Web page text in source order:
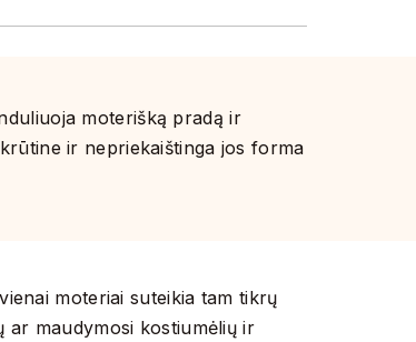
moterišką pradą ir
ir nepriekaištinga jos forma
moteriai suteikia tam tikrų
ar maudymosi kostiumėlių ir